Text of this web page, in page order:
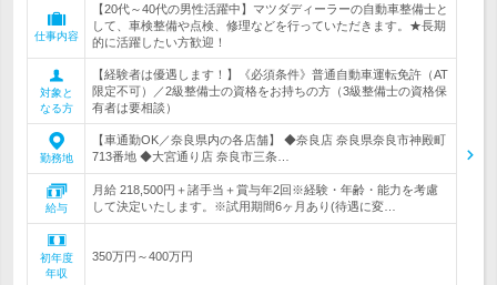
仕事内容
【20代～40代の男性活躍中】マツダディーラーの自動車整備士と
して、車検整備や点検、修理などを行っていただきます。★長期
的に活躍したい方歓迎！
対象と
なる方
【経験者は優遇します！】《必須条件》普通自動車運転免許（AT
限定不可）／2級整備士の資格をお持ちの方（3級整備士の資格保
有者は要相談）
勤務地
【車通勤OK／奈良県内の各店舗】 ◆奈良店 奈良県奈良市神殿町
713番地 ◆大宮通り店 奈良市三条…
給与
月給 218,500円＋諸手当＋賞与年2回※経験・年齢・能力を考慮
して決定いたします。※試用期間6ヶ月あり(待遇に変…
初年度
年収
350万円～400万円